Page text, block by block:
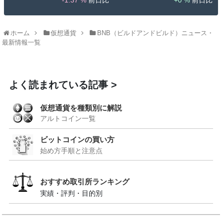
ホーム 仮想通貨
BNB（ビルドアンドビルド）ニュース・
最新情報一覧
よく読まれている記事
仮想通貨を種類別に解説
アルトコイン一覧
ビットコインの買い方
始め方手順と注意点
おすすめ取引所ランキング
実績・評判・目的別